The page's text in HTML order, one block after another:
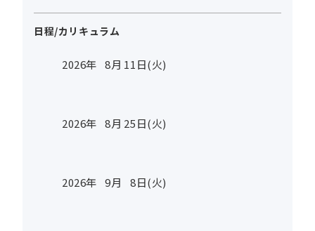
日程/カリキュラム
2026年 8月 11日(火)
2026年 8月 25日(火)
2026年 9月 8日(火)